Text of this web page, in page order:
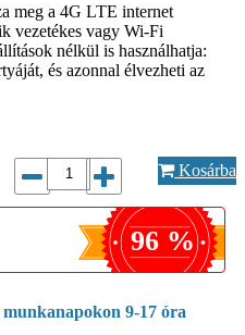
meg a 4G LTE internet
vezetékes vagy Wi-Fi
nélkül is használhatja:
és azonnal élvezheti az
Kosárba
96 %
9-17 óra